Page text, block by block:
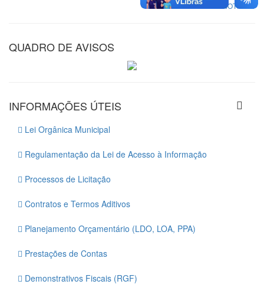
VER TODAS NOTÍCIAS
QUADRO DE AVISOS
INFORMAÇÕES ÚTEIS
Lei Orgânica Municipal
Regulamentação da Lei de Acesso à Informação
Processos de Licitação
Contratos e Termos Aditivos
Planejamento Orçamentário (LDO, LOA, PPA)
Prestações de Contas
Demonstrativos Fiscais (RGF)